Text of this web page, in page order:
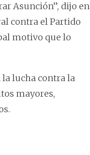
Asunción”, dijo en
contra el Partido
motivo que lo
lucha contra la
mayores,